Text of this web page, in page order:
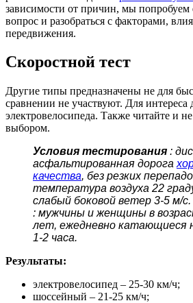
зависимости от причин, мы попробуем
вопрос и разобраться с факторами,
передвижения.
Скоростной тест
Другие типы предназначены не для
сравнении не участвуют. Для интереса
электровелосипеда. Также читайте и
выбором.
Условия тестирования :
асфальтированная дорога
качества, без резких
температура воздуха 22
слабый боковой ветер 3-5 м/с.
: мужчины и женщины в
лет, ежедневно катающиеся
1-2 часа.
Результаты:
электровелосипед – 25-30 км/ч;
шоссейный – 21-25 км/ч;